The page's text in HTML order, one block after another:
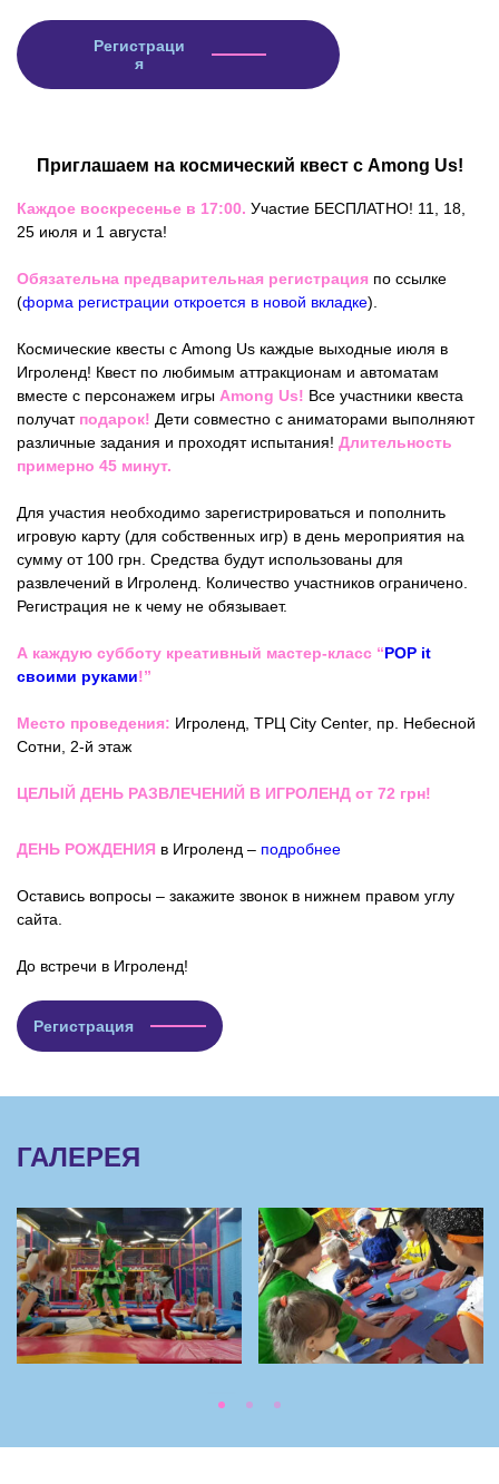
Регистраци
я
Приглашаем на космический квест с Among Us!
Каждое воскресенье в 17:00. Участие БЕСПЛАТНО! 11, 18,
25 июля и 1 августа!
Обязательна предварительная регистрация по ссылке
(форма регистрации откроется в новой вкладке).
Космические квесты с Among Us каждые выходные июля в
Игроленд! Квест по любимым аттракционам и автоматам
вместе с персонажем игры Among Us! Все участники квеста
получат подарок! Дети совместно с аниматорами выполняют
различные задания и проходят испытания! Длительность
примерно 45 минут.
Для участия необходимо зарегистрироваться и пополнить
игровую карту (для собственных игр) в день мероприятия на
сумму от 100 грн. Средства будут использованы для
развлечений в Игроленд. Количество участников ограничено.
Регистрация не к чему не обязывает.
А каждую субботу креативный мастер-класс “POP it
своими руками!”
Место проведения: Игроленд, ТРЦ City Center, пр. Небесной
Сотни, 2-й этаж
ЦЕЛЫЙ ДЕНЬ РАЗВЛЕЧЕНИЙ В ИГРОЛЕНД от 72 грн!
ДЕНЬ РОЖДЕНИЯ в Игроленд – подробнее
Оставись вопросы – закажите звонок в нижнем правом углу
сайта.
До встречи в Игроленд!
Регистрация
ГАЛЕРЕЯ